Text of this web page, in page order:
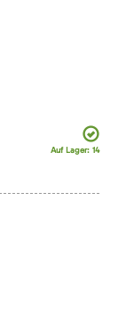
Auf Lager: 14